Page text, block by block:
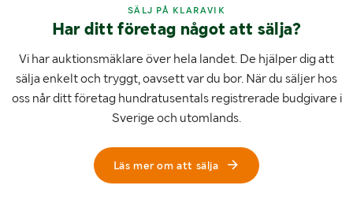
SÄLJ PÅ KLARAVIK
Har ditt företag något att sälja?
Vi har auktionsmäklare över hela landet. De hjälper dig att
sälja enkelt och tryggt, oavsett var du bor. När du säljer hos
oss når ditt företag hundratusentals registrerade budgivare i
Sverige och utomlands.
Läs mer om att sälja